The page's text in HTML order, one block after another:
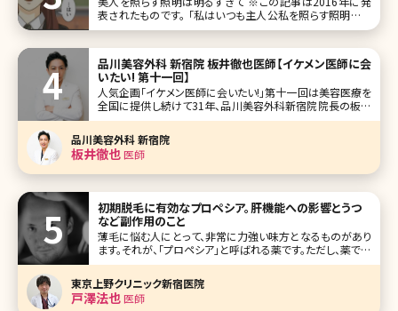
表されたものです。 「私はいつも主人公私を照らす照明はい
つも明るくて眩しい照明が当たらない場所のことは知らなか
品川美容外科 新宿院 板井徹也医師【イケメン医師に会
いたい! 第十一回】
人気企画「イケメン医師に会いたい!」第十一回は美容医療を
全国に提供し続けて31年、品川美容外科新宿院院長の板井
徹也（いたいてつや）先生です。 俳優の玉木宏さんを彷彿とさ
せる爽やかな笑顔と落ち着いた優しい語り口調が印象的で
す。もともとは救急医としての経歴をもち、同期の医師から
の誘いで美容医療に
品川美容外科 新宿院
板井徹也医師
初期脱毛に有効なプロペシア。肝機能への影響とうつ
など副作用のこと
薄毛に悩む人にとって、非常に力強い味方となるものがあり
ます。それが、「プロペシア」と呼ばれる薬です。ただし、薬であ
るがゆえ、そこには当然「副作用」も存在します。 今回は、この
プロペシアの概要や効果、使い方、そして副作用についてお
話していきます。 プロペシアの効果について まずはプロペシ
アの
東京上野クリニック新宿医院
戸澤法也医師